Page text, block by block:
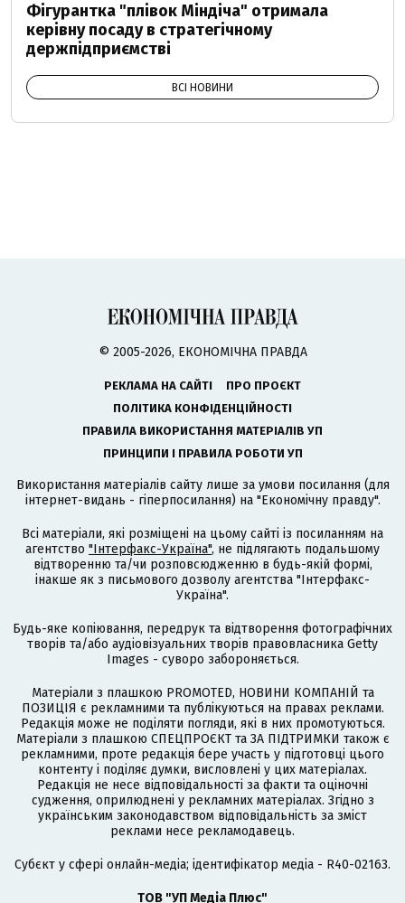
Фігурантка "плівок Міндіча" отримала
керівну посаду в стратегічному
держпідприємстві
ВСІ НОВИНИ
© 2005-2026, ЕКОНОМІЧНА ПРАВДА
РЕКЛАМА НА САЙТІ
ПРО ПРОЄКТ
ПОЛІТИКА КОНФІДЕНЦІЙНОСТІ
ПРАВИЛА ВИКОРИСТАННЯ МАТЕРІАЛІВ УП
ПРИНЦИПИ І ПРАВИЛА РОБОТИ УП
Використання матеріалів сайту лише за умови посилання (для
інтернет-видань - гіперпосилання) на "Економічну правду".
Всі матеріали, які розміщені на цьому сайті із посиланням на
агентство "Інтерфакс-Україна", не підлягають подальшому
відтворенню та/чи розповсюдженню в будь-якій формі,
інакше як з письмового дозволу агентства "Інтерфакс-
Україна".
Будь-яке копіювання, передрук та відтворення фотографічних
творів та/або аудіовізуальних творів правовласника Getty
Images - суворо забороняється.
Матеріали з плашкою PROMOTED, НОВИНИ КОМПАНІЙ та
ПОЗИЦІЯ є рекламними та публікуються на правах реклами.
Редакція може не поділяти погляди, які в них промотуються.
Матеріали з плашкою СПЕЦПРОЄКТ та ЗА ПІДТРИМКИ також є
рекламними, проте редакція бере участь у підготовці цього
контенту і поділяє думки, висловлені у цих матеріалах.
Редакція не несе відповідальності за факти та оціночні
судження, оприлюднені у рекламних матеріалах. Згідно з
українським законодавством відповідальність за зміст
реклами несе рекламодавець.
Cубєкт у сфері онлайн-медіа; ідентифікатор медіа - R40-02163.
ТОВ "УП Медіа Плюс"